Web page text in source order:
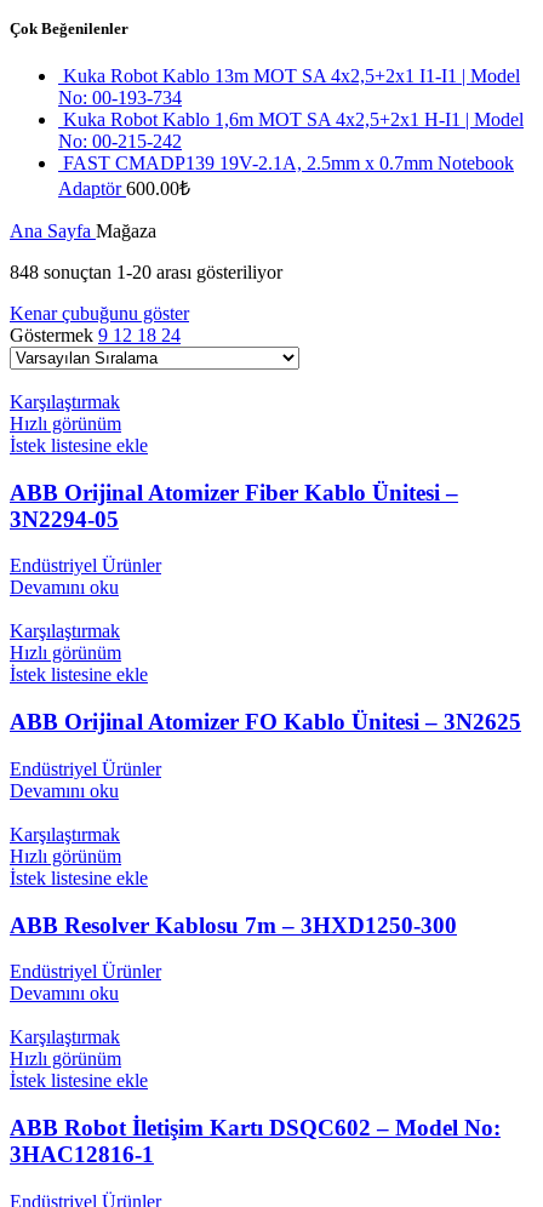
Çok Beğenilenler
Kuka Robot Kablo 13m MOT SA 4x2,5+2x1 I1-I1 | Model
No: 00-193-734
Kuka Robot Kablo 1,6m MOT SA 4x2,5+2x1 H-I1 | Model
No: 00-215-242
FAST CMADP139 19V-2.1A, 2.5mm x 0.7mm Notebook
Adaptör600.00₺
Ana Sayfa Mağaza
848 sonuçtan 1-20 arası gösteriliyor
Kenar çubuğunu göster
Göstermek 9 12 18 24
Karşılaştırmak
Hızlı görünüm
İstek listesine ekle
ABB Orijinal Atomizer Fiber Kablo Ünitesi –
3N2294-05
Endüstriyel Ürünler
Devamını oku
Karşılaştırmak
Hızlı görünüm
İstek listesine ekle
ABB Orijinal Atomizer FO Kablo Ünitesi – 3N2625
Endüstriyel Ürünler
Devamını oku
Karşılaştırmak
Hızlı görünüm
İstek listesine ekle
ABB Resolver Kablosu 7m – 3HXD1250-300
Endüstriyel Ürünler
Devamını oku
Karşılaştırmak
Hızlı görünüm
İstek listesine ekle
ABB Robot İletişim Kartı DSQC602 – Model No:
3HAC12816-1
Endüstriyel Ürünler